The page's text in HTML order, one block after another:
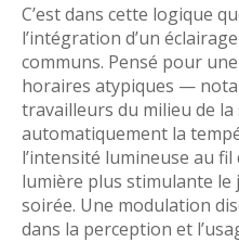
C’est dans cette logique
l’intégration d’un
communs. Pensé pour
horaires atypiques —
travailleurs du milieu de
automatiquement la
l’intensité lumineuse au
lumière plus stimulante
soirée. Une modulation
dans la perception et